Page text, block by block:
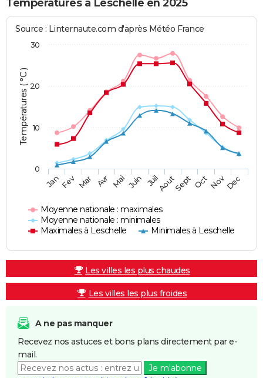
Températures à Leschelle en 2025
Températures ( °C )
Source : Linternaute.com d'après Météo France
Moyenne nationale : maximales
Moyenne nationale : minimales
Maximales à Leschelle
Minimales à Leschelle
JanFev Mar Avr Mai Juin JuilAoutSept OctNovDec
0
10
20
30
Les villes les plus chaudes
Les villes les plus froides
A ne pas manquer
Recevez nos astuces et bons plans directement par e-
mail.
Je m'abonne